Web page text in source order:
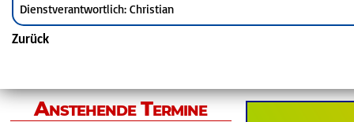
Dienstverantwortlich: Christian
Zurück
Anstehende Termine